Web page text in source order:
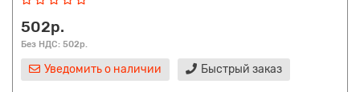
502р.
Без НДС: 502р.
Уведомить о наличии Быстрый заказ